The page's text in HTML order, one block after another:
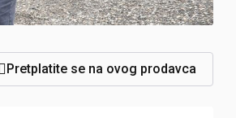
Pretplatite se na ovog prodavca